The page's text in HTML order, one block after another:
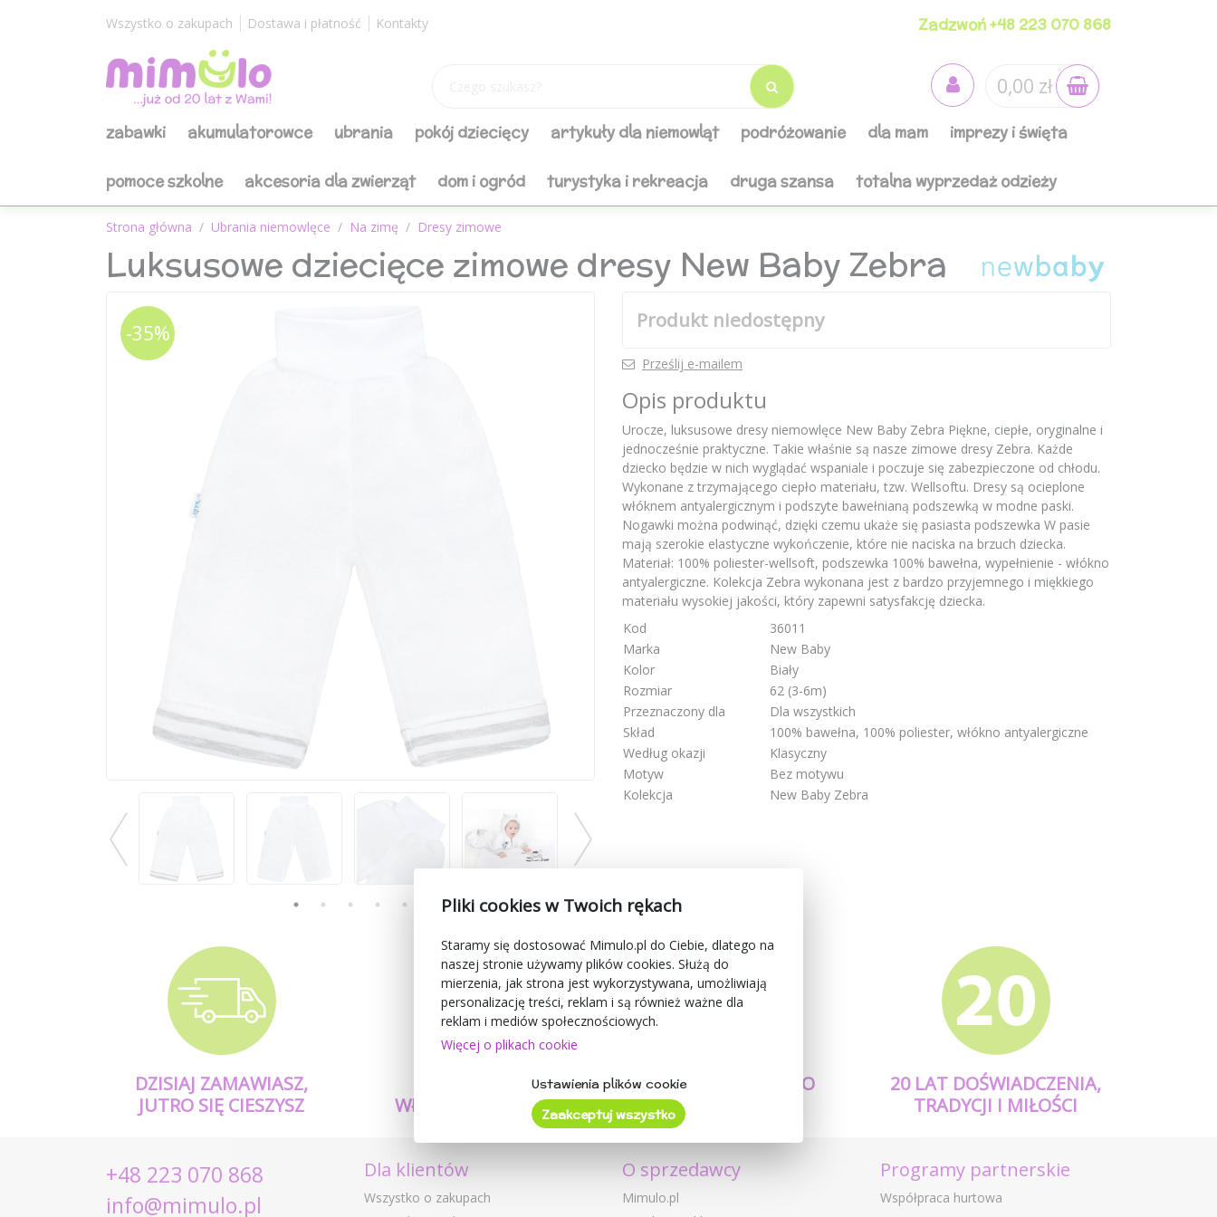
Wszystko o zakupach Dostawa i płatność Kontakty Zadzwoń +48 223 070 868
0,00 zł
zabawki akumulatorowce ubrania pokój dziecięcy artykuły dla niemowląt podróżowanie dla mam imprezy i święta
pomoce szkolne akcesoria dla zwierząt dom i ogród turystyka i rekreacja druga szansa totalna wyprzedaż odzieży
Strona główna Ubrania niemowlęce Na zimę Dresy zimowe
Luksusowe dziecięce zimowe dresy New Baby Zebra
-35%
Produkt niedostępny
Prześlij e-mailem
Opis produktu
Urocze, luksusowe dresy niemowlęce New Baby Zebra Piękne, ciepłe, oryginalne i
jednocześnie praktyczne. Takie właśnie są nasze zimowe dresy Zebra. Każde
dziecko będzie w nich wyglądać wspaniale i poczuje się zabezpieczone od chłodu.
Wykonane z trzymającego ciepło materiału, tzw. Wellsoftu. Dresy są ocieplone
włóknem antyalergicznym i podszyte bawełnianą podszewką w modne paski.
Nogawki można podwinąć, dzięki czemu ukaże się pasiasta podszewka W pasie
mają szerokie elastyczne wykończenie, które nie naciska na brzuch dziecka.
Materiał: 100% poliester-wellsoft, podszewka 100% bawełna, wypełnienie - włókno
antyalergiczne. Kolekcja Zebra wykonana jest z bardzo przyjemnego i miękkiego
materiału wysokiej jakości, który zapewni satysfakcję dziecka.
Kod
36011
Marka
New Baby
Kolor
Biały
Rozmiar
62 (3-6m)
Przeznaczony dla
Dla wszystkich
Skład
100% bawełna, 100% poliester, włókno antyalergiczne
Według okazji
Klasyczny
Motyw
Bez motywu
Kolekcja
New Baby Zebra
DZISIAJ ZAMAWIASZ,
JUTRO SIĘ CIESZYSZ
WŁASNE PRODUKTY
BEZPIECZEŃSTWO
20 LAT DOŚWIADCZENIA,
TRADYCJI I MIŁOŚCI
+48 223 070 868
info@mimulo.pl
Dla klientów
Wszystko o zakupach
O sprzedawcy
Mimulo.pl
Programy partnerskie
Współpraca hurtowa
Pliki cookies w Twoich rękach
Staramy się dostosować Mimulo.pl do Ciebie, dlatego na
naszej stronie używamy plików cookies. Służą do
mierzenia, jak strona jest wykorzystywana, umożliwiają
personalizację treści, reklam i są również ważne dla
reklam i mediów społecznościowych.
Więcej o plikach cookie
Ustawienia plików cookie
Zaakceptuj wszystko